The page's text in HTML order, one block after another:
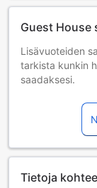
Guest House
Lisävuoteiden
tarkista kunkin
saadaksesi.
ehdot saattavat
Tietoja